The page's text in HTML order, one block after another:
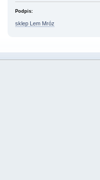
Podpis:
sklep Lem Mróz